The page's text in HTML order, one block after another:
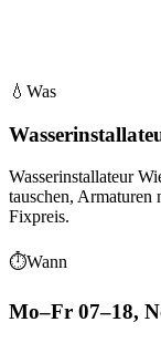
💧 Was
Wasserinstallateur
tauschen, Armaturen
Fixpreis.
⏱Wann
Mo–Fr 07–18,